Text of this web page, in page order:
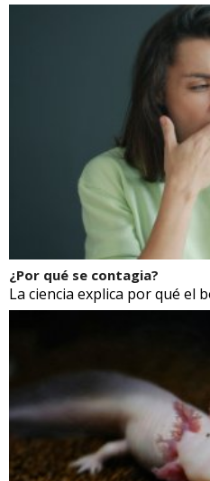
¿Por qué se contagia?
La ciencia explica por qué el